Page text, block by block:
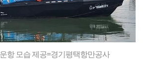
항 모습 제공=경기평택항만공사